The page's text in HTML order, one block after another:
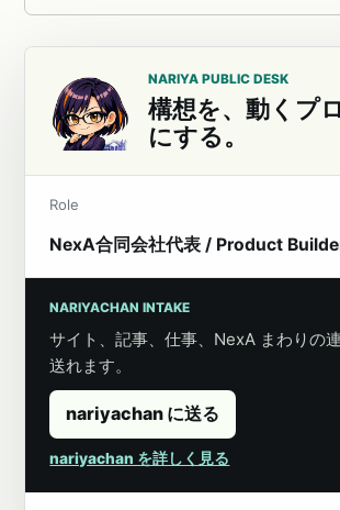
NARIYA PUBLIC DESK
構想を、動くプ
にする。
Role
NexA合同会社代表 / Product
NARIYACHAN INTAKE
サイト、記事、仕事、NexA まわりの
送れます。
nariyachan に送る
nariyachan を詳しく見る